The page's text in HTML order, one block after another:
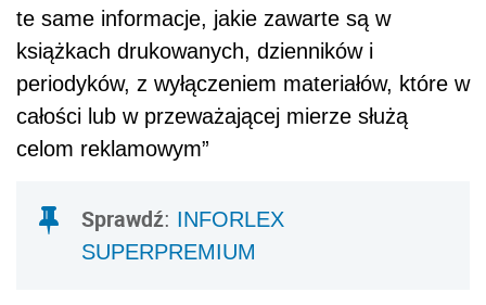
te same informacje, jakie zawarte są w
książkach drukowanych, dzienników i
periodyków, z wyłączeniem materiałów, które w
całości lub w przeważającej mierze służą
celom reklamowym”
Sprawdź: INFORLEX
SUPERPREMIUM